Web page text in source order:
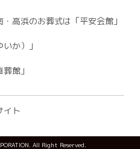
高浜のお葬式は「平安会館」
か）」
館」
イト
All Right Reserved.